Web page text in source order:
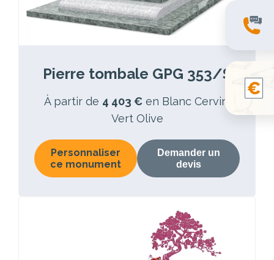
Pierre tombale GPG 353/S
À partir de 4 403 € en Blanc Cervin,
Vert Olive
Personnaliser
ce monument
Demander un
devis